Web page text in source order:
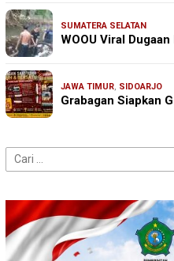
SUMATERA SELATAN
WOOU Viral
JAWA TIMUR, SIDOARJO
Grabagan Siapkan
Cari
untuk: